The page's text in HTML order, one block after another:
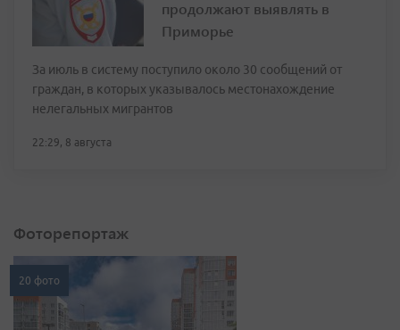
продолжают выявлять в
Приморье
За июль в систему поступило около 30 сообщений от
граждан, в которых указывалось местонахождение
нелегальных мигрантов
22:29, 8 августа
Фоторепортаж
20 фото